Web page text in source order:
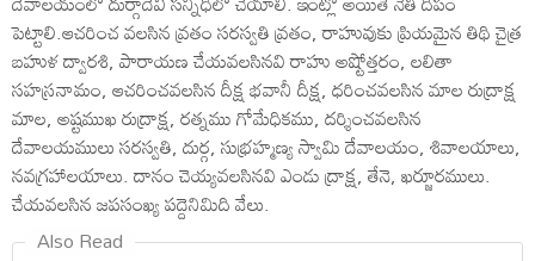
పెట్టాలి.ఆచరించ వలసిన వ్రతం సరస్వతి వ్రతం, రాహువుకు ప్రియమైన తిథి చైత్ర
బహుళ ద్వారశి, పారాయణ చేయవలసినవి రాహు అష్టోత్తరం, లలితా
సహస్రనామం, ఆచరించవలసిన దీక్ష భవానీ దీక్ష, ధరించవలసిన మాల రుద్రాక్ష
మాల, అష్టముఖ రుద్రాక్ష, రత్నము గోమేధికము, దర్శించవలసిన
దేవాలయములు సరస్వతి, దుర్గ, సుభ్రహ్మణ్య స్వామి దేవాలయం, శివాలయాలు,
నవగ్రహాలయాలు. దానం చెయ్యవలసినవి ఎండు ద్రాక్ష, తేనె, ఖర్జూరములు.
చేయవలసిన జపసంఖ్య పద్దెనిమిది వేలు.
Also Read